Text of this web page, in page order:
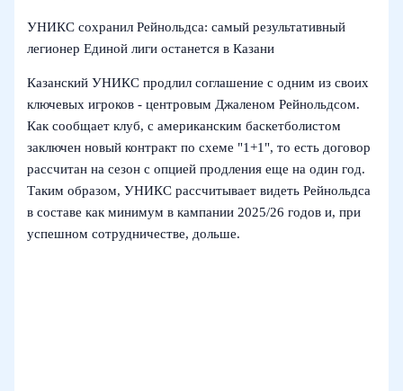
УНИКС сохранил Рейнольдса: самый результативный
легионер Единой лиги останется в Казани
Казанский УНИКС продлил соглашение с одним из своих
ключевых игроков - центровым Джаленом Рейнольдсом.
Как сообщает клуб, с американским баскетболистом
заключен новый контракт по схеме "1+1", то есть договор
рассчитан на сезон с опцией продления еще на один год.
Таким образом, УНИКС рассчитывает видеть Рейнольдса
в составе как минимум в кампании 2025/26 годов и, при
успешном сотрудничестве, дольше.